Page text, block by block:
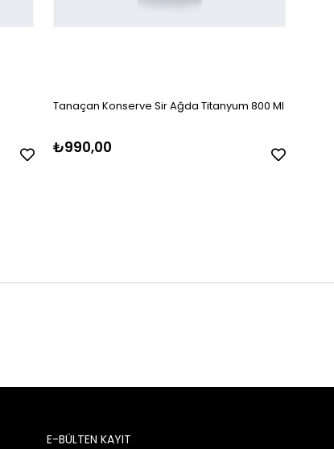
Tanaçan Konserve Sir Ağda Titanyum 800 Ml
₺990,00
E-BÜLTEN KAYIT